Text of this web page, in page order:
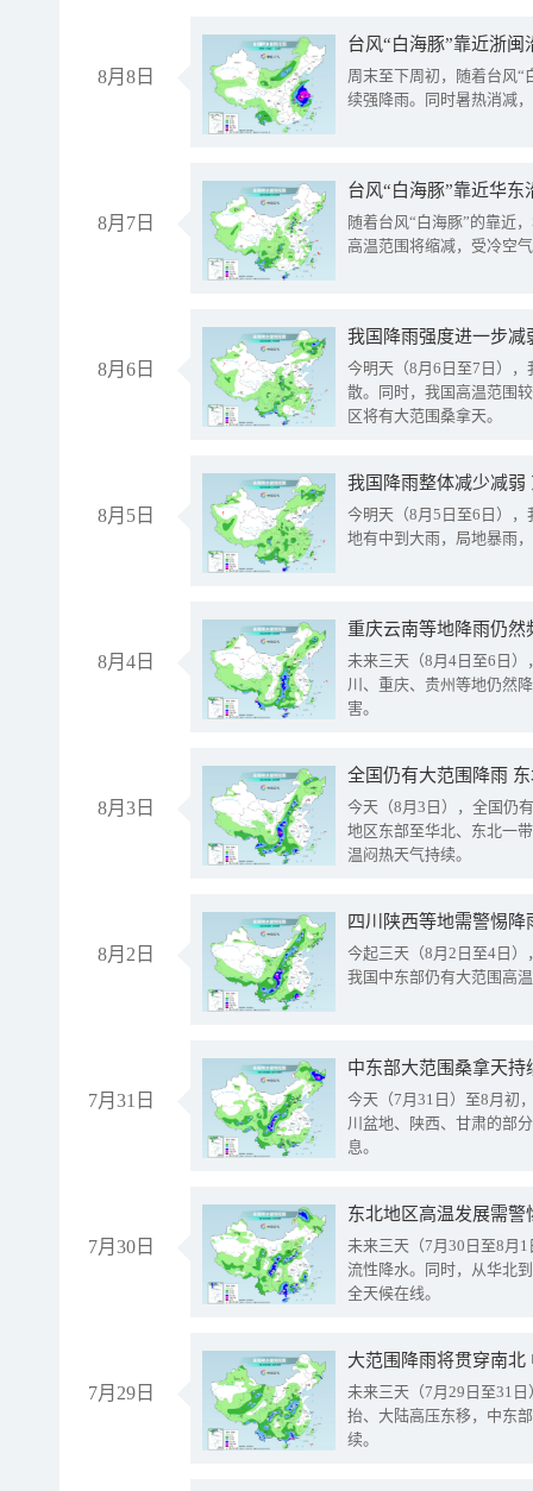
8月8日
台风“白海豚”靠近浙
周末至下周初，随着台风“
续强降雨。同时暑热消减
8月7日
台风“白海豚”靠近华
随着台风“白海豚”的靠近
高温范围将缩减，受冷空
8月6日
今明天（8月6日至7日）
散。同时，我国高温范围
区将有大范围桑拿天。
8月5日
我国降雨整体减少减弱
今明天（8月5日至6日）
地有中到大雨，局地暴雨
8月4日
重庆云南等地降雨仍然
未来三天（8月4日至6日
川、重庆、贵州等地仍然
害。
8月3日
全国仍有大范围降雨
今天（8月3日），全国仍
地区东部至华北、东北一
温闷热天气持续。
8月2日
今起三天（8月2日至4日
我国中东部仍有大范围高
7月31日
中东部大范围桑拿天
今天（7月31日）至8月初
川盆地、陕西、甘肃的部
息。
7月30日
东北地区高温发展需
未来三天（7月30日至8月
流性降水。同时，从华北
全天候在线。
7月29日
大范围降雨将贯穿南
未来三天（7月29日至31
抬、大陆高压东移，中东
续。